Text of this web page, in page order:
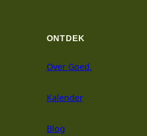
ONTDEK
Over Goed.
Kalender
Blog